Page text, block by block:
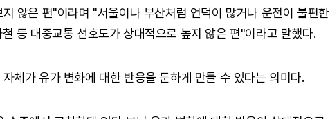
않은 편"이라며 "서울이나 부산처럼 언덕이 많거나 운전이 불편한
등 대중교통 선호도가 상대적으로 높지 않은 편"이라고 말했다.
체가 유가 변화에 대한 반응을 둔하게 만들 수 있다는 의미다.